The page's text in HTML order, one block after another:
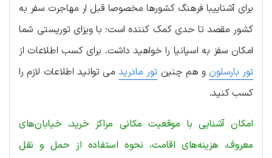
برای آشناییبا فرهنگ کشورها مخصوصا قبل ار مهاجرت سفر به
کشور مقصد تا حدی کمک کننده است؛ با ویزای توریستی شما
امکان سفز به اسپانیا را خواهید داشت. برای کسب اطلاعات از
تور بارسلون و هم چنین تور مادریدمی توانید اطلاعات لازم را
کسب کنید.
امکان آشنایی با موقعیت مکانی مراکز خرید، خیابان‌های
معروف، هزینه‌های اقامت، نحوه استفاده از حمل و نقل